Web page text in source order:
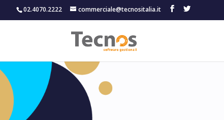
02.4070.2222 commerciale@tecnositalia.it